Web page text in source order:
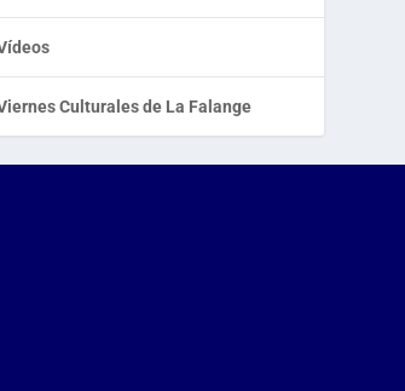
Culturales de La Falange